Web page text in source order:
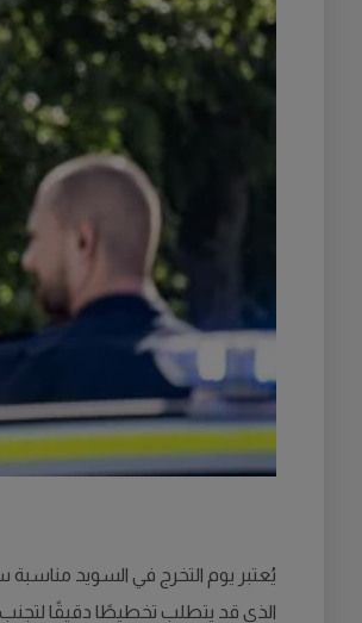
يُعتبر يوم التخرج في السويد مناسبة
الذي قد يتطلب تخطيطًا دقيقًا لتجنب